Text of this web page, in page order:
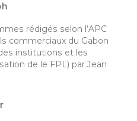
rédigés selon l’APC
commerciaux du Gabon
institutions et les
de le FPL) par Jean